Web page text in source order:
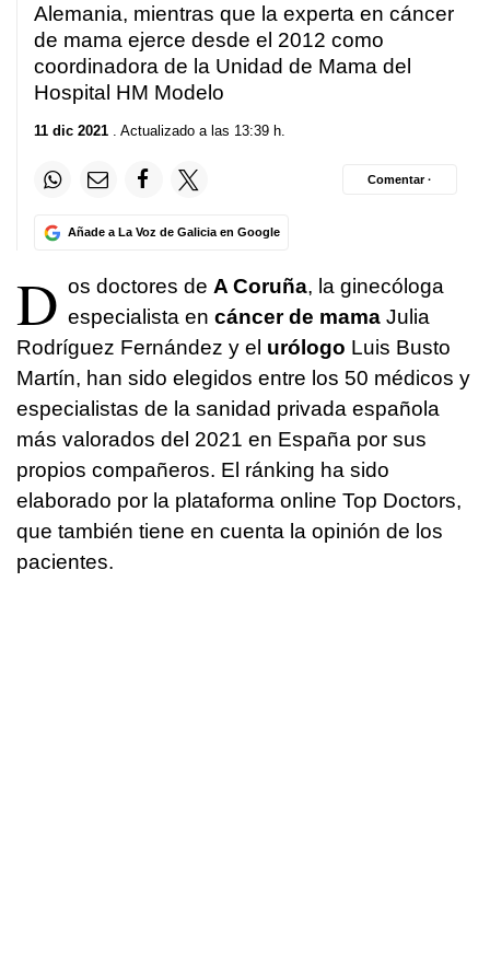
Alemania, mientras que la experta en cáncer
de mama ejerce desde el 2012 como
coordinadora de la Unidad de Mama del
Hospital HM Modelo
11 dic 2021 . Actualizado a las 13:39 h.
Añade a La Voz de Galicia en Google
Comentar ·
D os doctores de A Coruña, la ginecóloga
especialista en cáncer de mama Julia
Rodríguez Fernández y el urólogo Luis Busto
Martín, han sido elegidos entre los 50 médicos y
especialistas de la sanidad privada española
más valorados del 2021 en España por sus
propios compañeros. El ránking ha sido
elaborado por la plataforma online Top Doctors,
que también tiene en cuenta la opinión de los
pacientes.